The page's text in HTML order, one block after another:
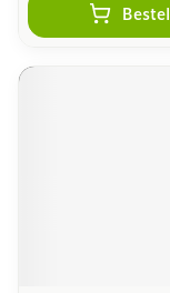
Bestel